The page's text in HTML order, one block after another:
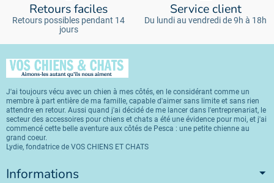
Retours faciles
Retours possibles pendant 14
jours
Service client
Du lundi au vendredi de 9h à 18h
J'ai toujours vécu avec un chien à mes côtés, en le considérant comme un
membre à part entière de ma famille, capable d'aimer sans limite et sans rien
attendre en retour. Aussi quand j'ai décidé de me lancer dans l'entreprenariat, le
secteur des accessoires pour chiens et chats a été une évidence pour moi, et j'ai
commencé cette belle aventure aux côtés de Pesca : une petite chienne au
grand coeur.
Lydie, fondatrice de VOS CHIENS ET CHATS
Informations